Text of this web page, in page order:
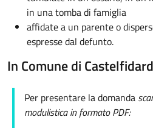
in una tomba di famiglia
affidate a un parente o
espresse dal defunto.
In Comune di
Per presentare la domanda
modulistica in formato PDF: